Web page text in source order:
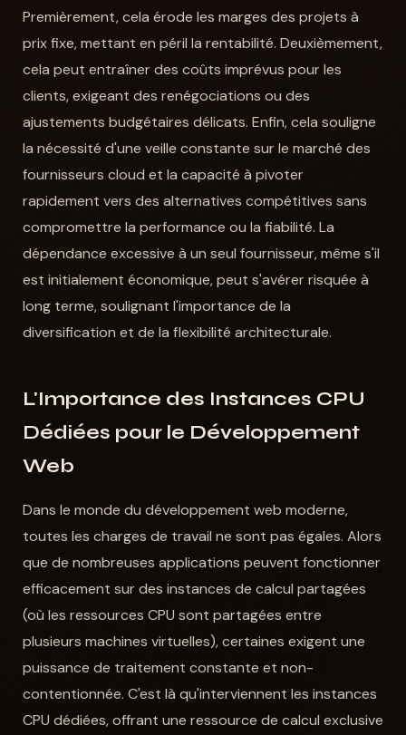
Premièrement, cela érode les marges des projets à
prix fixe, mettant en péril la rentabilité. Deuxièmement,
cela peut entraîner des coûts imprévus pour les
clients, exigeant des renégociations ou des
ajustements budgétaires délicats. Enfin, cela souligne
la nécessité d'une veille constante sur le marché des
fournisseurs cloud et la capacité à pivoter
rapidement vers des alternatives compétitives sans
compromettre la performance ou la fiabilité. La
dépendance excessive à un seul fournisseur, même s'il
est initialement économique, peut s'avérer risquée à
long terme, soulignant l'importance de la
diversification et de la flexibilité architecturale.
L'Importance des Instances CPU
Dédiées pour le Développement
Web
Dans le monde du développement web moderne,
toutes les charges de travail ne sont pas égales. Alors
que de nombreuses applications peuvent fonctionner
efficacement sur des instances de calcul partagées
(où les ressources CPU sont partagées entre
plusieurs machines virtuelles), certaines exigent une
puissance de traitement constante et non-
contentionnée. C'est là qu'interviennent les instances
CPU dédiées, offrant une ressource de calcul exclusive